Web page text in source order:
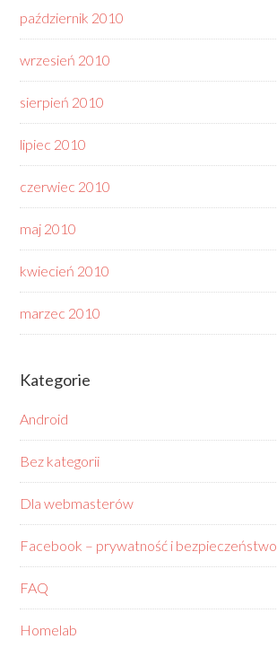
październik 2010
wrzesień 2010
sierpień 2010
lipiec 2010
czerwiec 2010
maj 2010
kwiecień 2010
marzec 2010
Kategorie
Android
Bez kategorii
Dla webmasterów
Facebook – prywatność i bezpieczeństwo
FAQ
Homelab